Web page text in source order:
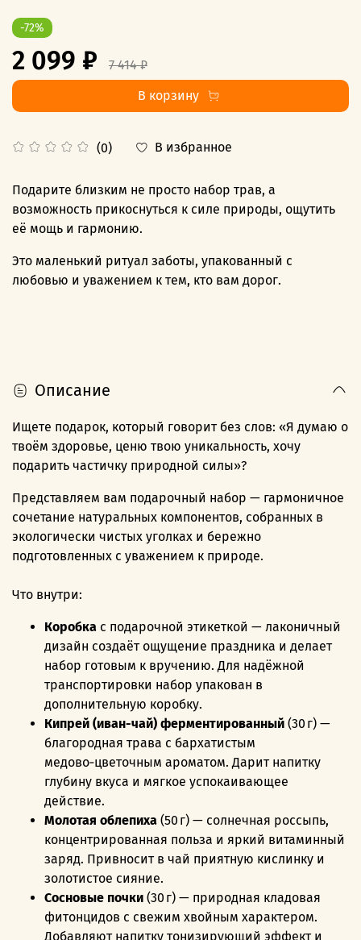
(0) В избранное
-72%
2 099 ₽
7 414 ₽
В корзину
Подарите близким не просто набор трав, а
возможность прикоснуться к силе природы, ощутить
её мощь и гармонию.
Это маленький ритуал заботы, упакованный с
любовью и уважением к тем, кто вам дорог.
Описание
Ищете подарок, который говорит без слов: «Я думаю о
твоём здоровье, ценю твою уникальность, хочу
подарить частичку природной силы»?
Представляем вам подарочный набор — гармоничное
сочетание натуральных компонентов, собранных в
экологически чистых уголках и бережно
подготовленных с уважением к природе.
Что внутри:
Коробка с подарочной этикеткой — лаконичный
дизайн создаёт ощущение праздника и делает
набор готовым к вручению. Для надёжной
транспортировки набор упакован в
дополнительную коробку.
Кипрей (иван-чай) ферментированный (30 г) —
благородная трава с бархатистым
медово‑цветочным ароматом. Дарит напитку
глубину вкуса и мягкое успокаивающее
действие.
Молотая облепиха (50 г) — солнечная россыпь,
концентрированная польза и яркий витаминный
заряд. Привносит в чай приятную кислинку и
золотистое сияние.
Сосновые почки (30 г) — природная кладовая
фитонцидов с свежим хвойным характером.
Добавляют напитку тонизирующий эффект и